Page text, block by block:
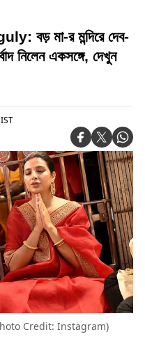
বড় মা-র মন্দিরে দেব-
নিলেন একসঙ্গে, দেখুন
Credit: Instagram)